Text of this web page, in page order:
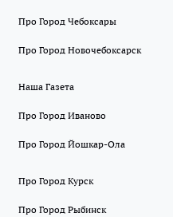
Про Город Чебоксары
Про Город Новочебоксарск
Наша Газета
Про Город Иваново
Про Город Йошкар-Ола
Про Город Курск
Про Город Рыбинск